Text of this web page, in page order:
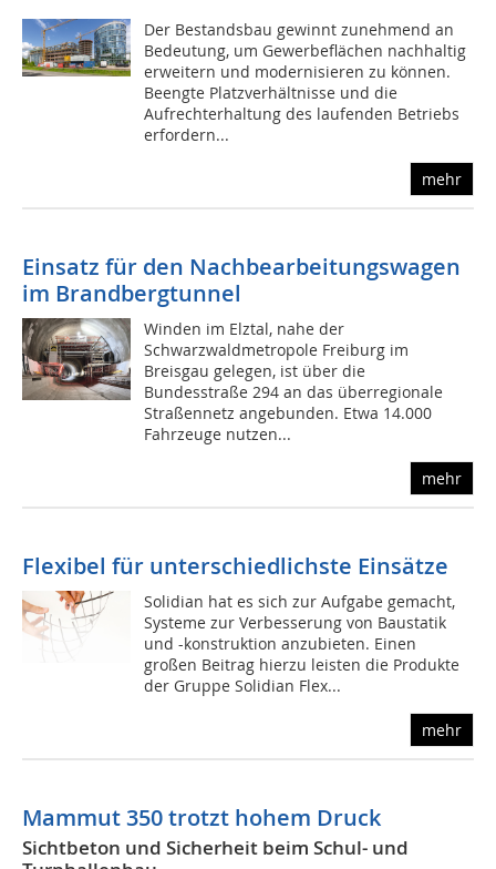
Der Bestandsbau gewinnt zunehmend an
Bedeutung, um Gewerbeflächen nachhaltig
erweitern und modernisieren zu können.
Beengte Platzverhältnisse und die
Aufrechterhaltung des laufenden Betriebs
erfordern...
mehr
Einsatz für den Nachbearbeitungswagen
im Brandbergtunnel
Winden im Elztal, nahe der
Schwarzwaldmetropole Freiburg im
Breisgau gelegen, ist über die
Bundesstraße 294 an das überregionale
Straßennetz angebunden. Etwa 14.000
Fahrzeuge nutzen...
mehr
Flexibel für unterschiedlichste Einsätze
Solidian hat es sich zur Aufgabe gemacht,
Systeme zur Verbesserung von Baustatik
und -konstruktion anzubieten. Einen
großen Beitrag hierzu leisten die Produkte
der Gruppe Solidian Flex...
mehr
Mammut 350 trotzt hohem Druck
Sichtbeton und Sicherheit beim Schul- und